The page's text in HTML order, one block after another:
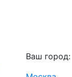
Ваш город: